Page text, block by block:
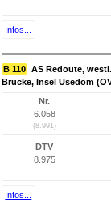
Infos...
B 110 AS Redoute,
Brücke, Insel Usedom
Nr.
6.058
(8.991)
DTV
8.975
Infos...